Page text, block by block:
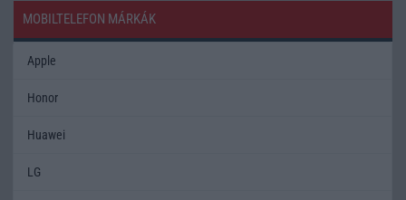
MOBILTELEFON MÁRKÁK
Apple
Honor
Huawei
LG